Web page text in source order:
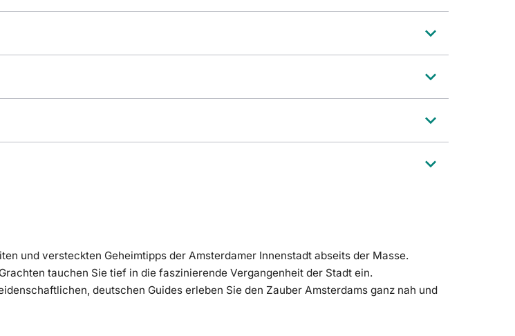
und versteckten Geheimtipps der Amsterdamer Innenstadt abseits der Masse.
tauchen Sie tief in die faszinierende Vergangenheit der Stadt ein.
deutschen Guides erleben Sie den Zauber Amsterdams ganz nah und